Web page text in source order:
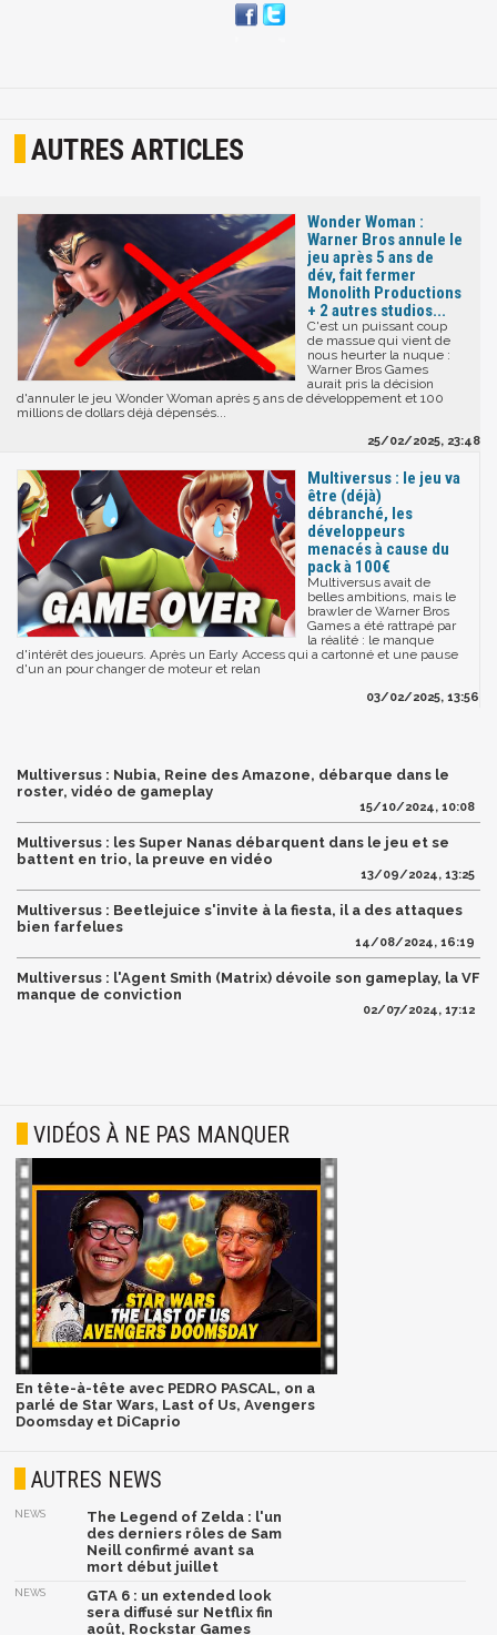
AUTRES ARTICLES
Wonder Woman :
Warner Bros annule le
jeu après 5 ans de
dév, fait fermer
Monolith Productions
+ 2 autres studios...
C'est un puissant coup
de massue qui vient de
nous heurter la nuque :
Warner Bros Games
aurait pris la décision
d'annuler le jeu Wonder Woman après 5 ans de développement et 100
millions de dollars déjà dépensés...
25/02/2025, 23:48
Multiversus : le jeu va
être (déjà)
débranché, les
développeurs
menacés à cause du
pack à 100€
Multiversus avait de
belles ambitions, mais le
brawler de Warner Bros
Games a été rattrapé par
la réalité : le manque
d'intérêt des joueurs. Après un Early Access qui a cartonné et une pause
d'un an pour changer de moteur et relan
03/02/2025, 13:56
Multiversus : Nubia, Reine des Amazone, débarque dans le
roster, vidéo de gameplay
15/10/2024, 10:08
Multiversus : les Super Nanas débarquent dans le jeu et se
battent en trio, la preuve en vidéo
13/09/2024, 13:25
Multiversus : Beetlejuice s'invite à la fiesta, il a des attaques
bien farfelues
14/08/2024, 16:19
Multiversus : l'Agent Smith (Matrix) dévoile son gameplay, la VF
manque de conviction
02/07/2024, 17:12
VIDÉOS À NE PAS MANQUER
En tête-à-tête avec PEDRO PASCAL, on a
parlé de Star Wars, Last of Us, Avengers
Doomsday et DiCaprio
AUTRES NEWS
NEWS
The Legend of Zelda : l'un
des derniers rôles de Sam
Neill confirmé avant sa
mort début juillet
NEWS
GTA 6 : un extended look
sera diffusé sur Netflix fin
août, Rockstar Games